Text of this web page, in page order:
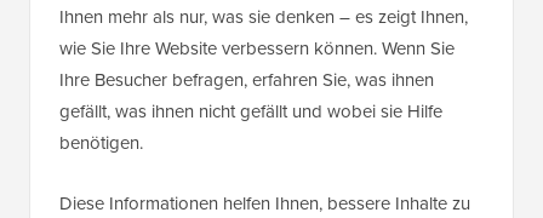
Ihnen mehr als nur, was sie denken – es zeigt Ihnen,
wie Sie Ihre Website verbessern können. Wenn Sie
Ihre Besucher befragen, erfahren Sie, was ihnen
gefällt, was ihnen nicht gefällt und wobei sie Hilfe
benötigen.
Diese Informationen helfen Ihnen, bessere Inhalte zu